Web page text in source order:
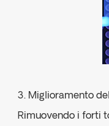
3. Miglioramento
Rimuovendo i forti